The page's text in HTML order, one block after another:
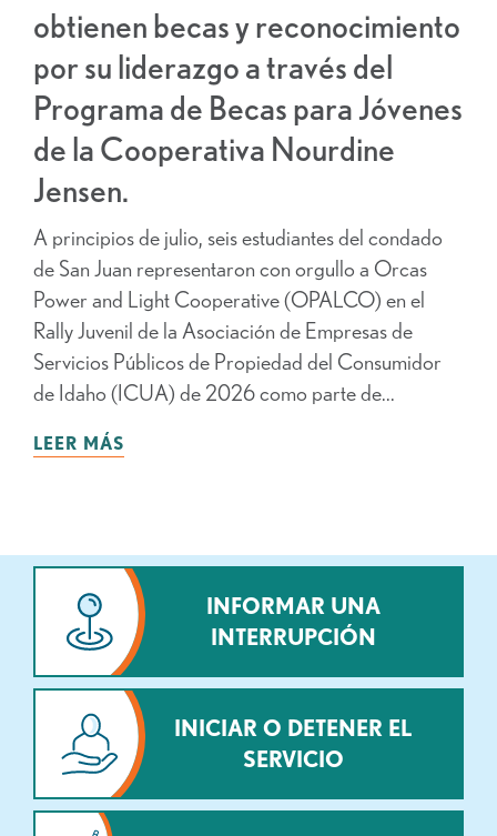
obtienen becas y reconocimiento
por su liderazgo a través del
Programa de Becas para Jóvenes
de la Cooperativa Nourdine
Jensen.
A principios de julio, seis estudiantes del condado
de San Juan representaron con orgullo a Orcas
Power and Light Cooperative (OPALCO) en el
Rally Juvenil de la Asociación de Empresas de
Servicios Públicos de Propiedad del Consumidor
de Idaho (ICUA) de 2026 como parte de...
LEER MÁS
INFORMAR UNA
INTERRUPCIÓN
INICIAR O DETENER EL
SERVICIO